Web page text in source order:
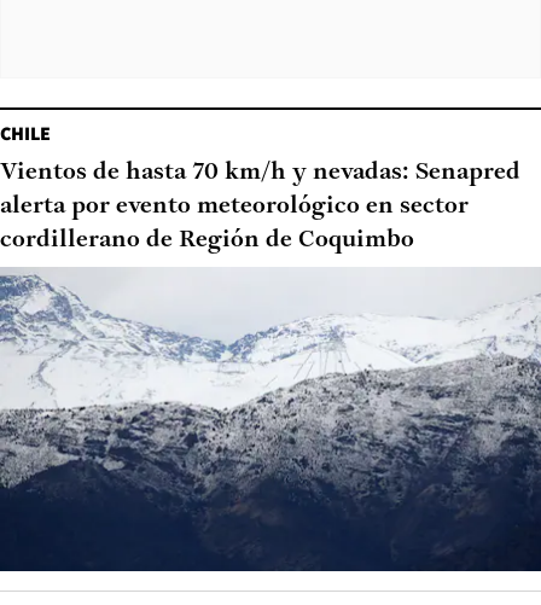
CHILE
Vientos de hasta 70 km/h y nevadas: Senapred
alerta por evento meteorológico en sector
cordillerano de Región de Coquimbo